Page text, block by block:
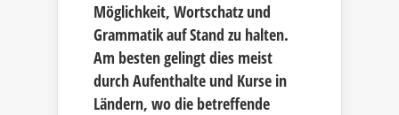
Möglichkeit, Wortschatz und
Grammatik auf Stand zu halten.
Am besten gelingt dies meist
durch Aufenthalte und Kurse in
Ländern, wo die betreffende